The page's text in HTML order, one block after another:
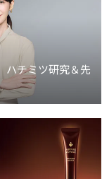
ハチミツ研究＆先